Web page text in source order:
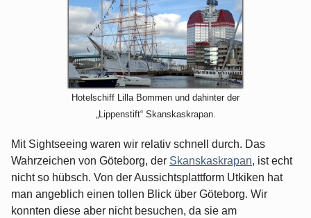
Hotelschiff Lilla Bommen und dahinter der
„Lippenstift“ Skanskaskrapan.
Mit Sightseeing waren wir relativ schnell durch. Das
Wahrzeichen von Göteborg, der Skanskaskrapan, ist echt
nicht so hübsch. Von der Aussichtsplattform Utkiken hat
man angeblich einen tollen Blick über Göteborg. Wir
konnten diese aber nicht besuchen, da sie am